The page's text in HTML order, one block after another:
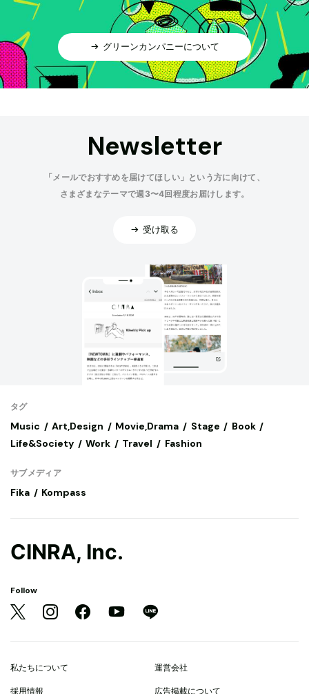
グリーンカンパニーについて
Newsletter
「メールでおすすめを届けてほしい」という方に向けて、
さまざまなテーマで週3〜4回程度お届けします。
受け取る
タグ
Music Art,Design Movie,Drama Stage
Book
Life&Society
Work Travel Fashion
サブメディア
Fika Kompass
CINRA, Inc.
Follow
私たちについて 運営会社
採用情報 広告掲載について